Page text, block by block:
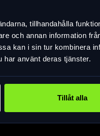
tillhandahålla
och annan information
kan i sin tur kombinera
har använt deras tjänster.
Tillåt alla
alltid på teknik,
detaljer och ökar din
skydd.